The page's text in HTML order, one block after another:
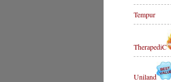
Tempur
TherapediC
Uniland